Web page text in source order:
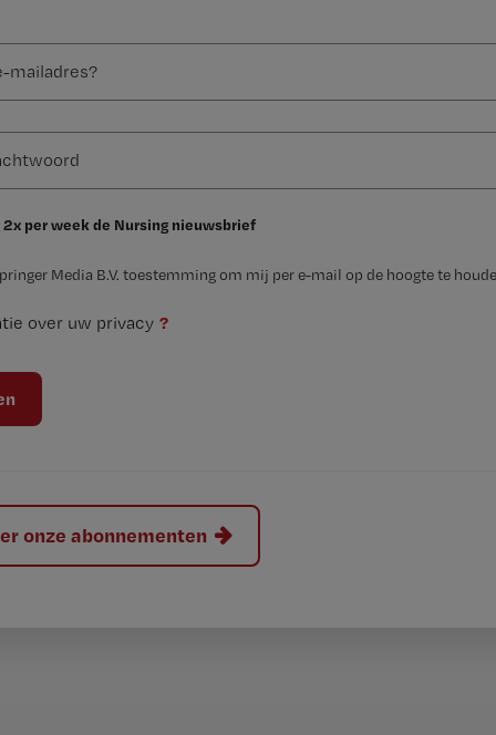
2x per week de Nursing nieuwsbrief
Media B.V. toestemming om mij per e-mail op de hoogte te
over uw privacy ?
onze abonnementen